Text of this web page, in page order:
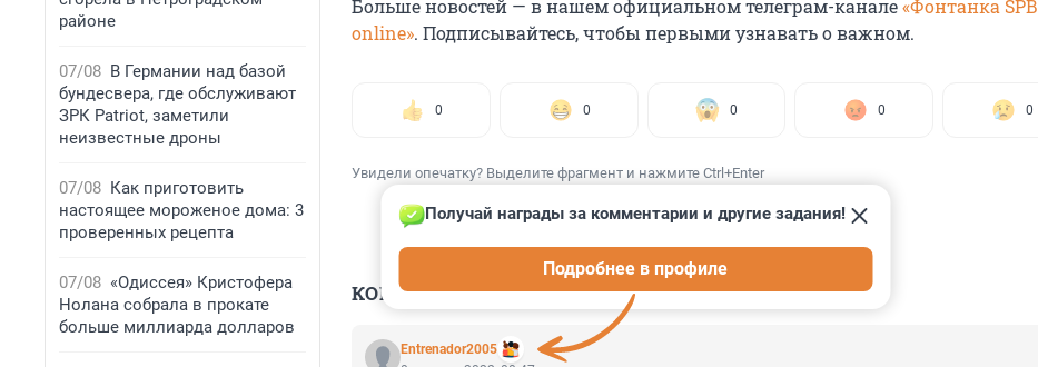
районе
07/08 В Германии над базой
бундесвера, где обслуживают
ЗРК Patriot, заметили
неизвестные дроны
07/08 Как приготовить
настоящее мороженое дома: 3
проверенных рецепта
07/08 «Одиссея» Кристофера
Нолана собрала в прокате
больше миллиарда долларов
Больше новостей — в нашем официальном телеграм-канале«Фонтанка SPB
online». Подписывайтесь, чтобы первыми узнавать о важном.
0 0 0 0 0
Увидели опечатку? Выделите фрагмент и нажмите Ctrl+Enter
КОММЕНТАРИИ 11
Entrenador2005
Получай награды за комментарии и другие задания!
Подробнее в профиле